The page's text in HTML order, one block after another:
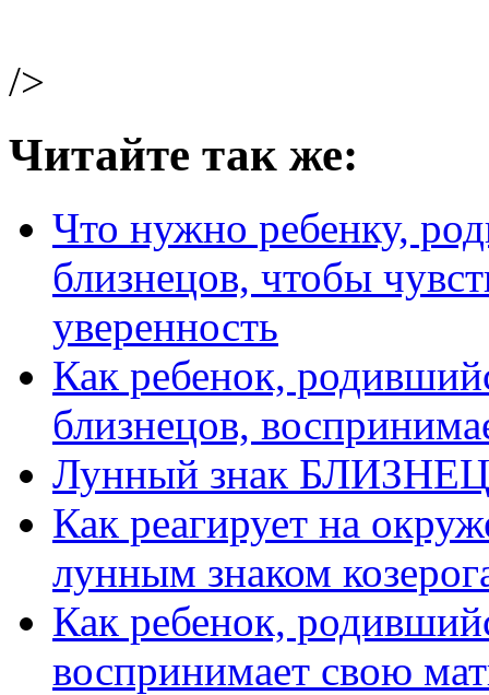
/>
Читайте так же:
Что нужно ребенку,
близнецов, чтобы
уверенность
Как ребенок,
близнецов,
Лунный знак
Как реагирует на
лунным знаком
Как ребенок,
воспринимает свою